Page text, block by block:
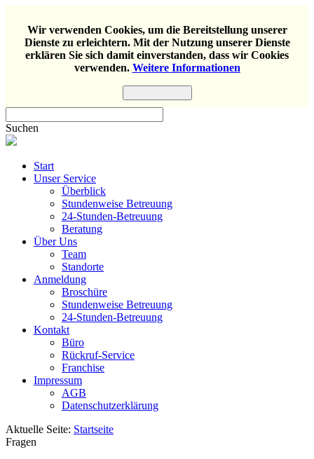
Wir verwenden Cookies, um die Bereitstellung unserer
Dienste zu erleichtern. Mit der Nutzung unserer Dienste
erklären Sie sich damit einverstanden, dass wir Cookies
verwenden. Weitere Informationen
Suchen
Start
Unser Service
Überblick
Stundenweise Betreuung
24-Stunden-Betreuung
Beratung
Über Uns
Team
Standorte
Anmeldung
Broschüre
Stundenweise Betreuung
24-Stunden-Betreuung
Kontakt
Büro
Rückruf-Service
Franchise
Impressum
AGB
Datenschutzerklärung
Aktuelle Seite: Startseite
Fragen